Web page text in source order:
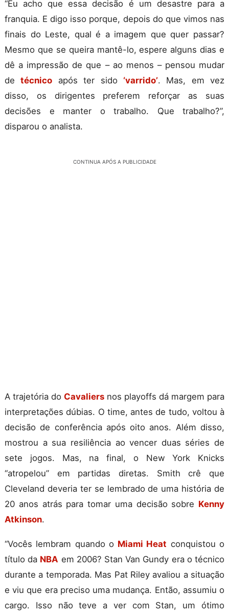
“Eu acho que essa decisão é um desastre para a
franquia. E digo isso porque, depois do que vimos nas
finais do Leste, qual é a imagem que quer passar?
Mesmo que se queira mantê-lo, espere alguns dias e
dê a impressão de que – ao menos – pensou mudar
detécnico após ter sido ‘varrido’. Mas, em vez
disso, os dirigentes preferem reforçar as suas
decisões e manter o trabalho. Que trabalho?”,
disparou o analista.
CONTINUA APÓS A PUBLICIDADE
A trajetória do Cavaliers nos playoffs dá margem para
interpretações dúbias. O time, antes de tudo, voltou à
decisão de conferência após oito anos. Além disso,
mostrou a sua resiliência ao vencer duas séries de
sete jogos. Mas, na final, o New York Knicks
“atropelou” em partidas diretas. Smith crê que
Cleveland deveria ter se lembrado de uma história de
20 anos atrás para tomar uma decisão sobre Kenny
Atkinson.
“Vocês lembram quando o Miami Heat conquistou o
título da NBA em 2006? Stan Van Gundy era o técnico
durante a temporada. Mas Pat Riley avaliou a situação
e viu que era preciso uma mudança. Então, assumiu o
cargo. Isso não teve a ver com Stan, um ótimo